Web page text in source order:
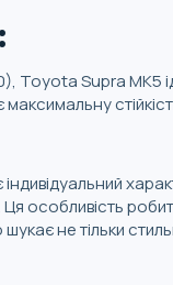
Toyota Supra MK5
Ця особливість
шукає не тільки